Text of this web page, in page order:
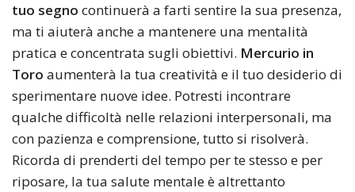
tuo segno continuerà a farti sentire la sua presenza,
ma ti aiuterà anche a mantenere una mentalità
pratica e concentrata sugli obiettivi. Mercurio in
Toro aumenterà la tua creatività e il tuo desiderio di
sperimentare nuove idee. Potresti incontrare
qualche difficoltà nelle relazioni interpersonali, ma
con pazienza e comprensione, tutto si risolverà.
Ricorda di prenderti del tempo per te stesso e per
riposare, la tua salute mentale è altrettanto